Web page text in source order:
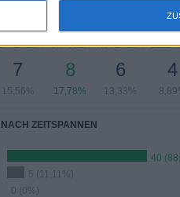
7
15,56%
OKTOBER
8
17,78%
NOVEMBER
6
13,33%
4
ZEITSPANNEN
40
5 (11,11%)
0 (0%)